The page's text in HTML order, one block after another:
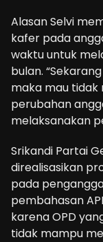
Alasan Selvi
kafer pada
waktu untuk
bulan.
maka mau tidak
perubahan
melaksanakan
Srikandi Partai
direalisasikan
pada
pembahasan
karena OPD
tidak mampu